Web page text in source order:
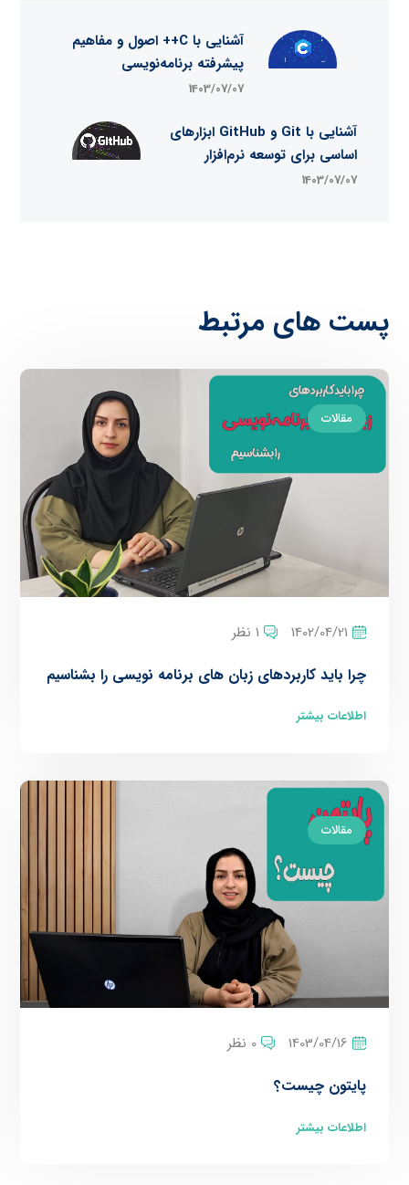
آشنایی با C++ اصول و مفاهیم
پیشرفته برنامه‌نویسی
1403/07/07
آشنایی با Git و GitHub ابزارهای
اساسی برای توسعه نرم‌افزار
1403/07/07
پست های مرتبط
مقالات
1402/04/21 1 نظر
چرا باید کاربردهای زبان های برنامه نویسی را بشناسیم
اطلاعات بیشتر
مقالات
1403/04/16 0 نظر
پایتون چیست؟
اطلاعات بیشتر